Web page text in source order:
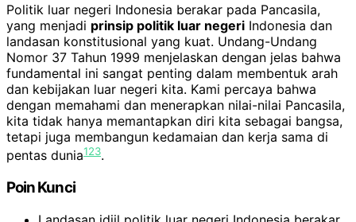
Politik luar negeri Indonesia berakar pada Pancasila,
yang menjadi prinsip politik luar negeri Indonesia dan
landasan konstitusional yang kuat. Undang-Undang
Nomor 37 Tahun 1999 menjelaskan dengan jelas bahwa
fundamental ini sangat penting dalam membentuk arah
dan kebijakan luar negeri kita. Kami percaya bahwa
dengan memahami dan menerapkan nilai-nilai Pancasila,
kita tidak hanya memantapkan diri kita sebagai bangsa,
tetapi juga membangun kedamaian dan kerja sama di
pentas dunia123.
Poin Kunci